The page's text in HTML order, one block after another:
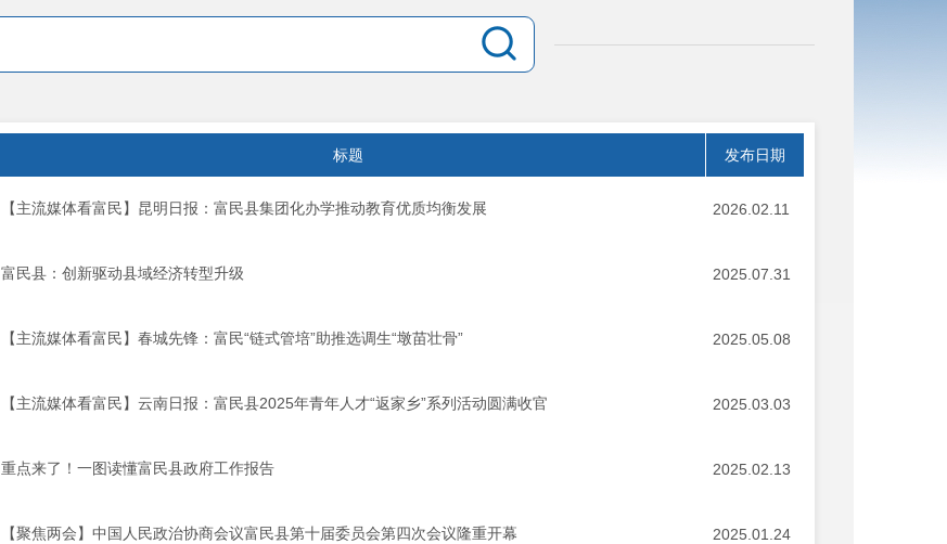
标题 发布日期
【主流媒体看富民】昆明日报：富民县集团化办学推动教育优质均衡发展 2026.02.11
富民县：创新驱动县域经济转型升级 2025.07.31
【主流媒体看富民】春城先锋：富民“链式管培”助推选调生“墩苗壮骨” 2025.05.08
【主流媒体看富民】云南日报：富民县2025年青年人才“返家乡”系列活动圆满收官 2025.03.03
重点来了！一图读懂富民县政府工作报告 2025.02.13
【聚焦两会】中国人民政治协商会议富民县第十届委员会第四次会议隆重开幕 2025.01.24